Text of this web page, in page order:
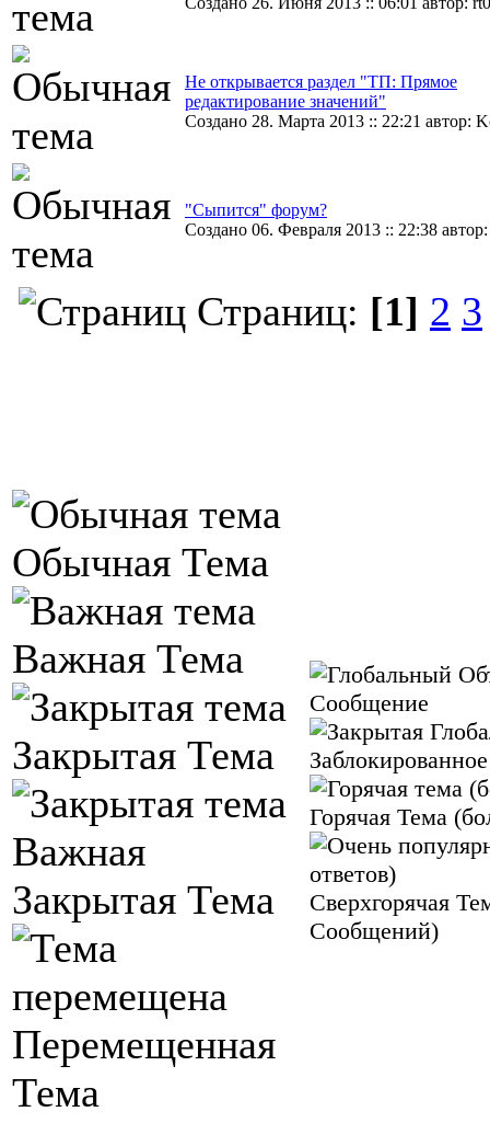
Не открывается раздел "ТП: Прямое
редактирование значений"
Создано 28. Марта 2013 :: 22:21 автор:
"Сыпится" форум?
Создано 06. Февраля 2013 :: 22:38 автор:
Страниц: [1] 2 3
Обычная Тема
Важная Тема
Закрытая Тема
Важная
Закрытая Тема
Перемещенная
Тема
Сообщение
Горячая Тема
Сверхгорячая
Сообщений)